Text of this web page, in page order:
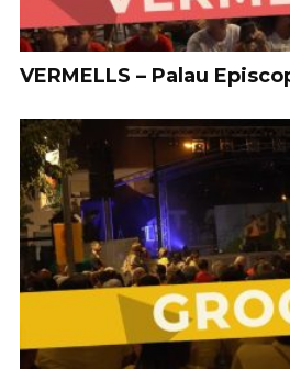
VERMELLS – Palau